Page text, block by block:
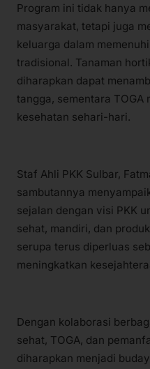
Program ini tidak hanya
masyarakat, tetapi juga
keluarga dalam
tradisional. Tanaman
diharapkan dapat
tangga, sementara TOGA
kesehatan sehari-hari.
Staf Ahli PKK Sulbar,
sambutannya
sejalan dengan visi PKK
sehat, mandiri, dan
serupa terus diperluas
meningkatkan
Dengan kolaborasi
sehat, TOGA, dan
diharapkan menjadi